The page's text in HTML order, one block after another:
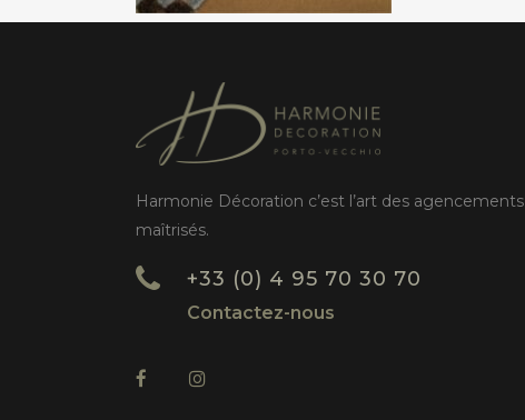
Harmonie Décoration c’est l’art des agencements
maîtrisés.
+33 (0) 4 95 70 30 70
Contactez-nous